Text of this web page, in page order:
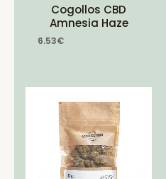
Cogollos CBD
Amnesia Haze
6.53€